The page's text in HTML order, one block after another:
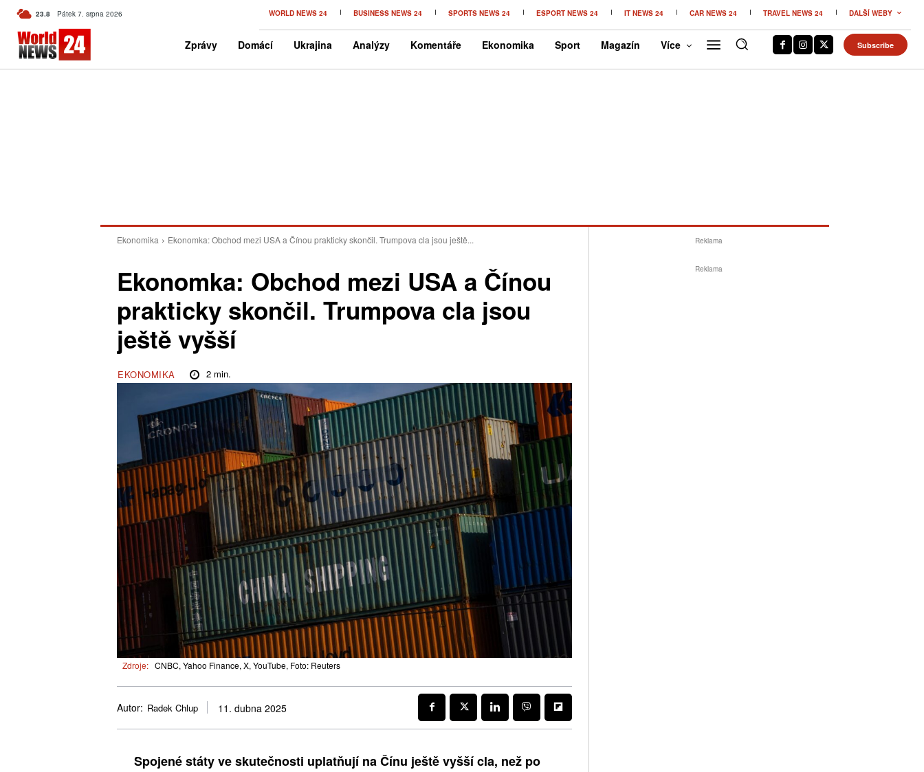
23.8 C Czech
Pátek 7. srpna 2026 WORLD NEWS 24 BUSINESS NEWS 24 SPORTS NEWS 24 ESPORT NEWS 24 IT NEWS 24 CAR NEWS 24 TRAVEL NEWS 24 DALŠÍ WEBY
Zprávy Domácí Ukrajina Analýzy Komentáře Ekonomika Sport Magazín Více Subscribe
Ekonomika Ekonomka: Obchod mezi USA a Čínou prakticky skončil. Trumpova cla jsou ještě...
Ekonomka: Obchod mezi USA a Čínou
prakticky skončil. Trumpova cla jsou
ještě vyšší
EKONOMIKA 2min.
Zdroje: CNBC, Yahoo Finance, X, YouTube, Foto: Reuters
Autor: Radek Chlup 11. dubna 2025
Spojené státy ve skutečnosti uplatňují na Čínu ještě vyšší cla, než po
Reklama
Reklama